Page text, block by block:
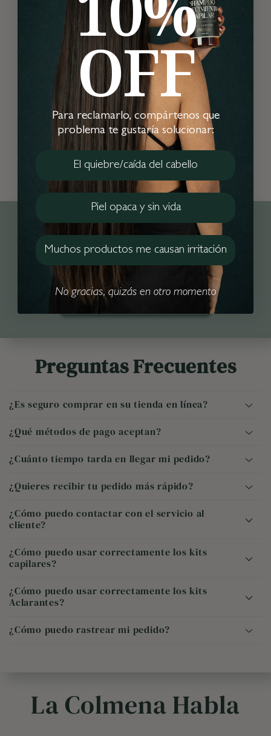
Es un buen producto, lo seguiré usando
2025-09-02
Me encanta como me deja el pelo, suave,
con cuerpo y cero duro.
◄ 1 ►
👉 Ver guía de uso de la línea
👉 Ver guía de uso de la línea
aclarante
👉 Ver Ingredientes
Preguntas Frecuentes
¿Es seguro comprar en su tienda en línea?
¿Qué métodos de pago aceptan?
¿Cuánto tiempo tarda en llegar mi pedido?
¿Quieres recibir tu pedido más rápido?
¿Cómo puedo contactar con el servicio al
cliente?
Correo
¿Cómo puedo usar correctamente los kits
capilares?
¿Cómo puedo usar correctamente los kits
Aclarantes?
Revisar las instrucciones
¿Cómo puedo rastrear mi pedido?
La Colmena Habla
OFF
Para reclamarlo, compártenos que
problema te gustaría solucionar:
El quiebre/caída del cabello
Piel opaca y sin vida
Muchos productos me causan irritación
No gracias, quizás en otro momento